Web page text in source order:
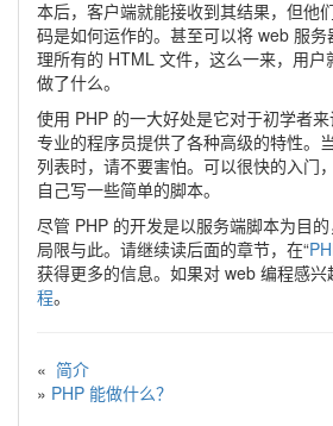
本后，客户端就能接收到其结果，但他
码是如何运作的。甚至可以将 web 服
理所有的 HTML 文件，这么一来，用
做了什么。
使用 PHP 的一大好处是它对于初学者
专业的程序员提供了各种高级的特性。
列表时，请不要害怕。可以很快的入门
自己写一些简单的脚本。
尽管 PHP 的开发是以服务端脚本为目
局限与此。请继续读后面的章节，在“
获得更多的信息。如果对 web 编程感
程。
« 简介
» PHP 能做什么？